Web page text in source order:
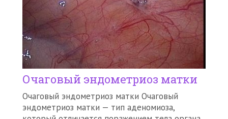
Очаговый эндометриоз матки
Очаговый эндометриоз матки Очаговый
эндометриоз матки — тип аденомиоза,